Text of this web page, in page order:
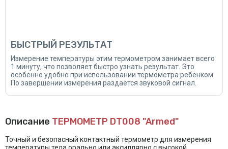
БЫСТРЫЙ РЕЗУЛЬТАТ
Измерение температуры этим термометром занимает всего
1 минуту, что позволяет быстро узнать результат. Это
особенно удобно при использовании термометра ребёнком.
По завершении измерения раздаётся звуковой сигнал.
Описание ТЕРМОМЕТР DT008 "Armed"
Точный и безопасный контактный термометр для измерения